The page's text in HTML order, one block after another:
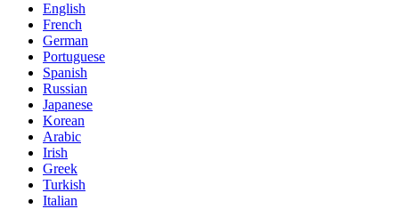
English
French
German
Portuguese
Spanish
Russian
Japanese
Korean
Arabic
Irish
Greek
Turkish
Italian